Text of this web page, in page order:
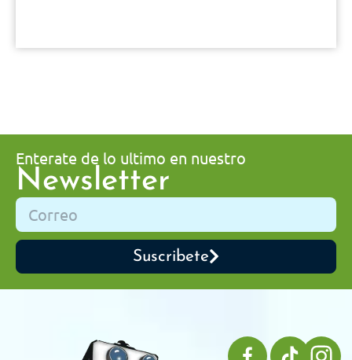
Enterate de lo ultimo en nuestro
Newsletter
Suscribete